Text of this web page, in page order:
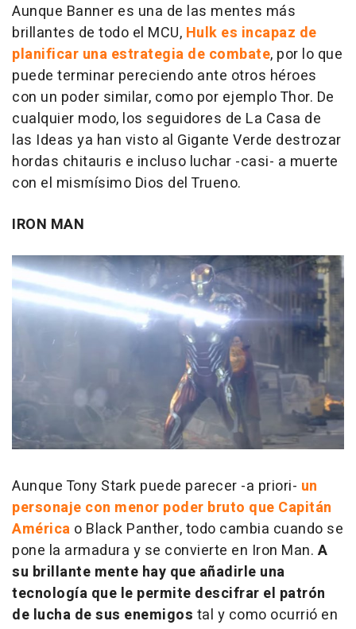
Aunque Banner es una de las mentes más
brillantes de todo el MCU, Hulk es incapaz de
planificar una estrategia de combate, por lo que
puede terminar pereciendo ante otros héroes
con un poder similar, como por ejemplo Thor. De
cualquier modo, los seguidores de La Casa de
las Ideas ya han visto al Gigante Verde destrozar
hordas chitauris e incluso luchar -casi- a muerte
con el mismísimo Dios del Trueno.
IRON MAN
Aunque Tony Stark puede parecer -a priori- un
personaje con menor poder bruto que Capitán
América o Black Panther, todo cambia cuando se
pone la armadura y se convierte en Iron Man. A
su brillante mente hay que añadirle una
tecnología que le permite descifrar el patrón
de lucha de sus enemigos tal y como ocurrió en